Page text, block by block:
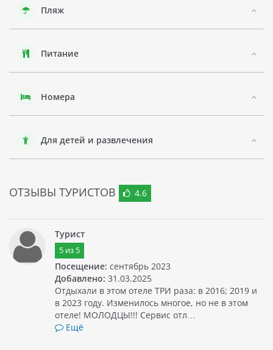
песчаными пляжами. Здесь можно также посетить
расположенный национальный парк Конг Лор.
Пляж
Питание
Номера
Для детей и развлечения
ОТЗЫВЫ ТУРИСТОВ 4.6
Турист
5из 5
Посещение: сентябрь 2023
Добавлено: 31.03.2025
Отдыхали в этом отеле ТРИ раза: в 2016; 2019 и
в 2023 году. Изменилось многое, но не в этом
отеле! МОЛОДЦЫ!!! Сервис отл…
Ещё